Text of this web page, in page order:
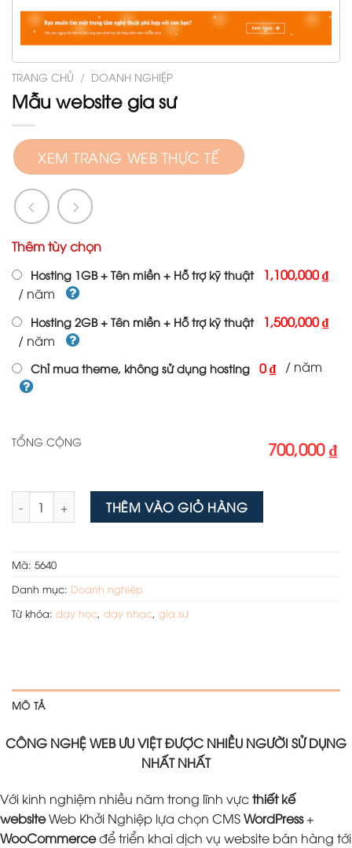
TRANG CHỦ / DOANH NGHIỆP
Mẫu website gia sư
XEM TRANG WEB THỰC TẾ
Thêm tùy chọn
Hosting 1GB + Tên miền + Hỗ trợ kỹ thuật
1,100,000 ₫
/ năm
Hosting 2GB + Tên miền + Hỗ trợ kỹ thuật
1,500,000 ₫
/ năm
Chỉ mua theme, không sử dụng hosting 0 ₫ / năm
TỔNG CỘNG 700,000 ₫
Mẫu website gia sư số lượngTHÊM VÀO GIỎ HÀNG
Mã: 5640
Danh mục: Doanh nghiệp
Từ khóa: dạy học, dạy nhạc, gia sư
MÔ TẢ
CÔNG NGHỆ WEB ƯU VIỆT ĐƯỢC NHIỀU NGƯỜI SỬ DỤNG
NHẤT NHẤT
Với kinh nghiệm nhiều năm trong lĩnh vựcthiết kế
websiteWeb Khởi Nghiệp lựa chọn CMSWordPress+
WooCommerceđể triển khai dịch vụ website bán hàng tới